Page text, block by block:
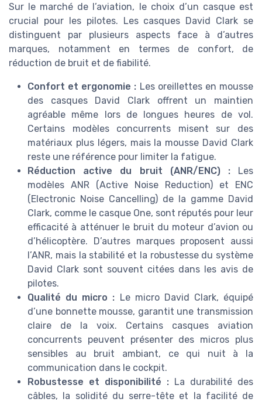
Sur le marché de l’aviation, le choix d’un casque est
crucial pour les pilotes. Les casques David Clark se
distinguent par plusieurs aspects face à d’autres
marques, notamment en termes de confort, de
réduction de bruit et de fiabilité.
Confort et ergonomie : Les oreillettes en mousse
des casques David Clark offrent un maintien
agréable même lors de longues heures de vol.
Certains modèles concurrents misent sur des
matériaux plus légers, mais la mousse David Clark
reste une référence pour limiter la fatigue.
Réduction active du bruit (ANR/ENC) :Les
modèles ANR (Active Noise Reduction) et ENC
(Electronic Noise Cancelling) de la gamme David
Clark, comme le casque One, sont réputés pour leur
efficacité à atténuer le bruit du moteur d’avion ou
d’hélicoptère. D’autres marques proposent aussi
l’ANR, mais la stabilité et la robustesse du système
David Clark sont souvent citées dans les avis de
pilotes.
Qualité du micro : Le micro David Clark, équipé
d’une bonnette mousse, garantit une transmission
claire de la voix. Certains casques aviation
concurrents peuvent présenter des micros plus
sensibles au bruit ambiant, ce qui nuit à la
communication dans le cockpit.
Robustesse et disponibilité : La durabilité des
câbles, la solidité du serre-tête et la facilité de